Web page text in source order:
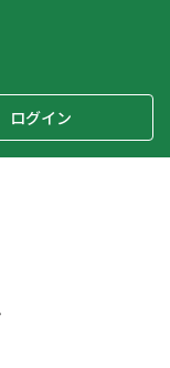
ログイン